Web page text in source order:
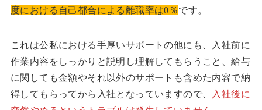
度における自己都合による離職率は0％です。
これは公私における手厚いサポートの他にも、入社前に
作業内容をしっかりと説明し理解してもらうこと、給与
に関しても金額やそれ以外のサポートも含めた内容で納
得してもらってから入社となっていますので、
入社後に